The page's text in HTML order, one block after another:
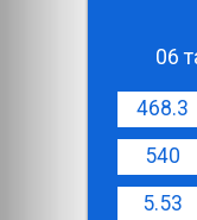
06
468.3
540
5.53